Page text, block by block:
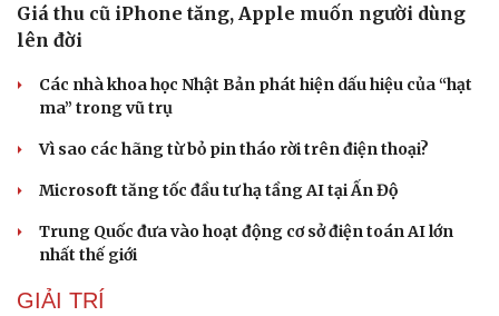
Giá thu cũ iPhone tăng, Apple muốn người dùng
lên đời
Các nhà khoa học Nhật Bản phát hiện dấu hiệu của “hạt
ma” trong vũ trụ
Vì sao các hãng từ bỏ pin tháo rời trên điện thoại?
Microsoft tăng tốc đầu tư hạ tầng AI tại Ấn Độ
Trung Quốc đưa vào hoạt động cơ sở điện toán AI lớn
nhất thế giới
GIẢI TRÍ